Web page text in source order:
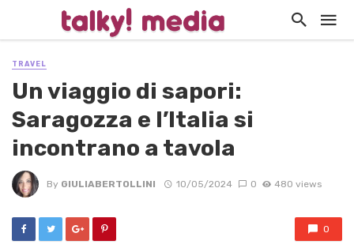
TRAVEL
Un viaggio di sapori:
Saragozza e l’Italia si
incontrano a tavola
By GIULIABERTOLLINI 10/05/2024 0 480 views
0